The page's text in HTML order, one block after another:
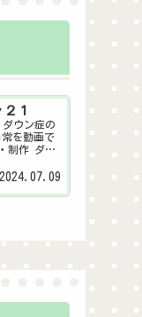
１
ダウン症の
を動画で
制作 ダウ
2024.07.09